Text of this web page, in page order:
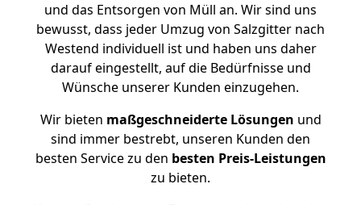
und das Entsorgen von Müll an. Wir sind uns
bewusst, dass jeder Umzug von Salzgitter nach
Westend individuell ist und haben uns daher
darauf eingestellt, auf die Bedürfnisse und
Wünsche unserer Kunden einzugehen.
Wir bieten maßgeschneiderte Lösungen und
sind immer bestrebt, unseren Kunden den
besten Service zu den besten Preis-Leistungen
zu bieten.